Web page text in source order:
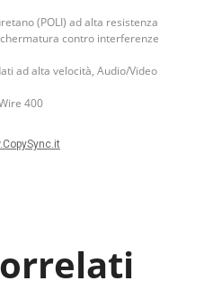
(POLI) ad alta resistenza
contro interferenze
ad alta velocità, Audio/Video
400